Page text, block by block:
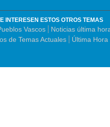
INTERESEN ESTOS OTROS TEMAS
Vascos
Noticias última
de Temas Actuales
Última